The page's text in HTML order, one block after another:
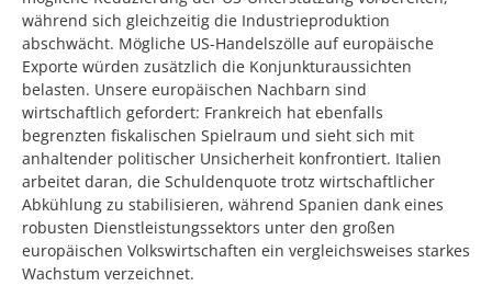
während sich gleichzeitig die Industrieproduktion
abschwächt. Mögliche US-Handelszölle auf europäische
Exporte würden zusätzlich die Konjunkturaussichten
belasten. Unsere europäischen Nachbarn sind
wirtschaftlich gefordert: Frankreich hat ebenfalls
begrenzten fiskalischen Spielraum und sieht sich mit
anhaltender politischer Unsicherheit konfrontiert. Italien
arbeitet daran, die Schuldenquote trotz wirtschaftlicher
Abkühlung zu stabilisieren, während Spanien dank eines
robusten Dienstleistungssektors unter den großen
europäischen Volkswirtschaften ein vergleichsweises starkes
Wachstum verzeichnet.